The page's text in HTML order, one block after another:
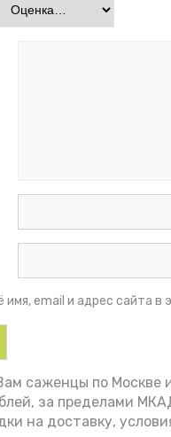
имя, email и адрес сайта
саженцы по Москве
за пределами
на доставку,